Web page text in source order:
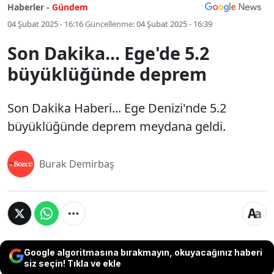
Haberler - Gündem
04 Şubat 2025 - 16:16Güncellenme:04 Şubat 2025 - 16:39
Son Dakika... Ege'de 5.2
büyüklüğünde deprem
Son Dakika Haberi... Ege Denizi'nde 5.2
büyüklüğünde deprem meydana geldi.
Burak Demirbaş
Google algoritmasına bırakmayın, okuyacağınız haberi
siz seçin! Tıkla ve ekle